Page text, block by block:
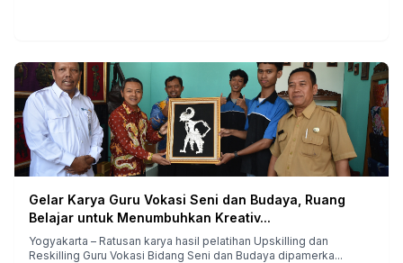
Gelar Karya Guru Vokasi Seni dan Budaya, Ruang
Belajar untuk Menumbuhkan Kreativ...
Yogyakarta – Ratusan karya hasil pelatihan Upskilling dan
Reskilling Guru Vokasi Bidang Seni dan Budaya dipamerka...